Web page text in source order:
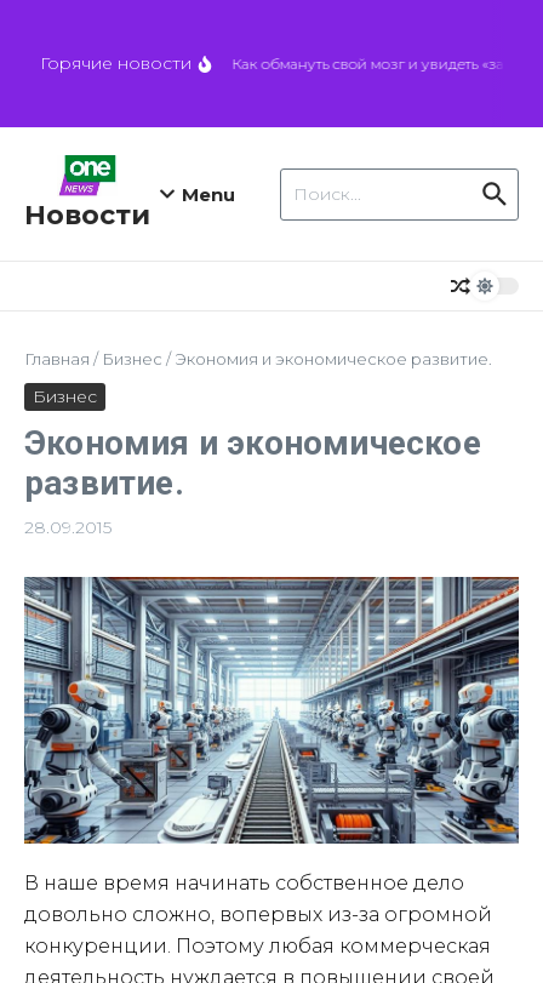
Горячие новости Как обмануть свой мозг и увидеть
Новости
Menu
Искать:
Главная / Бизнес /Экономия и экономическое развитие.
Бизнес
Экономия и экономическое
развитие.
28.09.2015
В наше время начинать собственное дело
довольно сложно, вопервых из-за огромной
конкуренции. Поэтому любая коммерческая
деятельность нуждается в повышении своей